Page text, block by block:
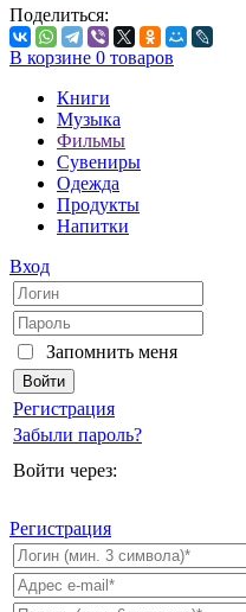
Поделиться:
В корзине 0 товаров
Книги
Музыка
Фильмы
Сувениры
Одежда
Продукты
Напитки
Вход
Запомнить меня
Регистрация
Забыли пароль?
Войти через:
Регистрация